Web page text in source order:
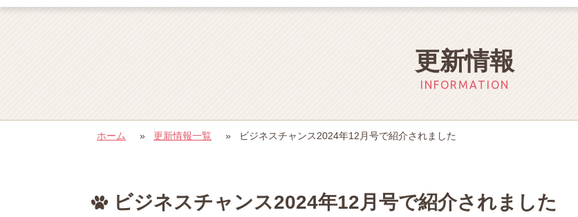
更新情報
INFORMATION
ホーム » 更新情報一覧 » ビジネスチャンス2024年12月号で紹介されました
ビジネスチャンス2024年12月号で紹介されました